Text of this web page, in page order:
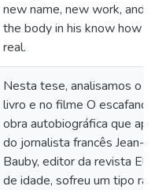
new name, new work, and
the body in his know how
real.
Nesta tese, analisamos o
livro e no filme O
obra autobiográfica que
do jornalista francês Jean-
Bauby, editor da revista
de idade, sofreu um tipo